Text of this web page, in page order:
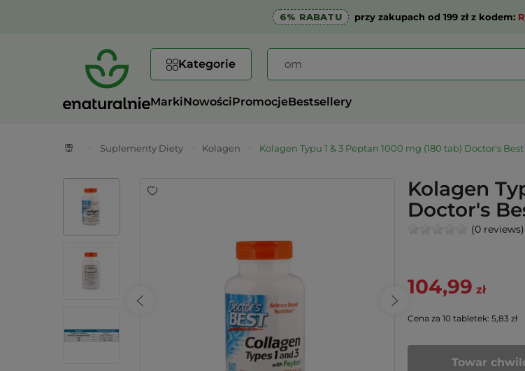
6% RABATU przy zakupach od 199 zł z kodem:
Kategorie
MarkiNowościPromocjeBestsellery
Suplementy Diety Kolagen Kolagen Typu 1 & 3 Peptan 1000 mg (180 tab) Doctor's Best
Kolagen
Doctor's
(0 reviews)
104,99 zł
Cena za 10 tabletek: 5,83 zł
Towar